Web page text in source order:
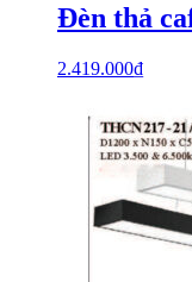
Đèn thả
2.419.000₫